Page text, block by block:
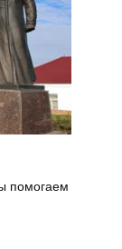
помогаем